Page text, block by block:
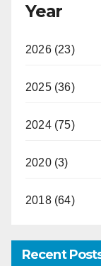
Year
2026 (23)
2025 (36)
2024 (75)
2020 (3)
2018 (64)
Recent